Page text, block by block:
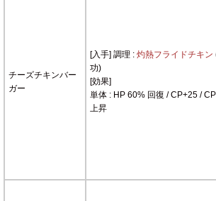
チーズチキンバー
ガー
[入手] 調理 : 灼熱フライドチキン
功)
[効果]
単体 : HP 60% 回復 / CP+25 /
上昇